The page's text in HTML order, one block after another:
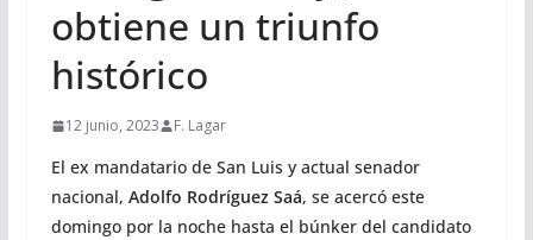
obtiene un triunfo
histórico
12 junio, 2023 F. Lagar
El ex mandatario de San Luis y actual senador
nacional, Adolfo Rodríguez Saá, se acercó este
domingo por la noche hasta el búnker del candidato